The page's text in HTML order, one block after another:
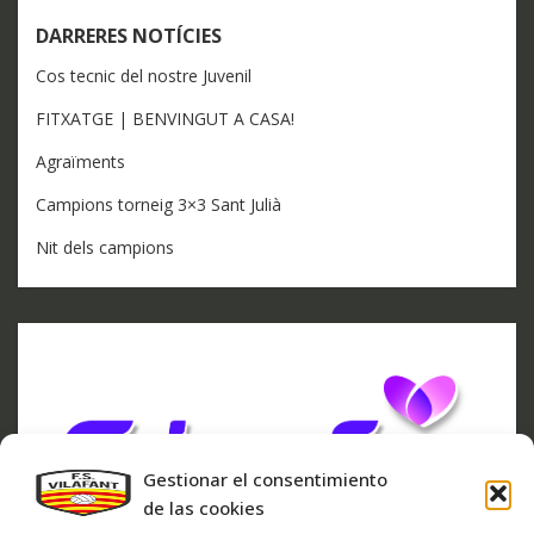
Gestionar el consentimiento
de las cookies
DARRERES NOTÍCIES
Cos tecnic del nostre Juvenil
FITXATGE | BENVINGUT A CASA!
Agraïments
Campions torneig 3×3 Sant Julià
Nit dels campions